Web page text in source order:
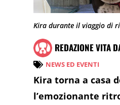
Kira durante il viaggio di
REDAZIONE VITA
NEWS ED EVENTI
Kira torna a casa
l’emozionante